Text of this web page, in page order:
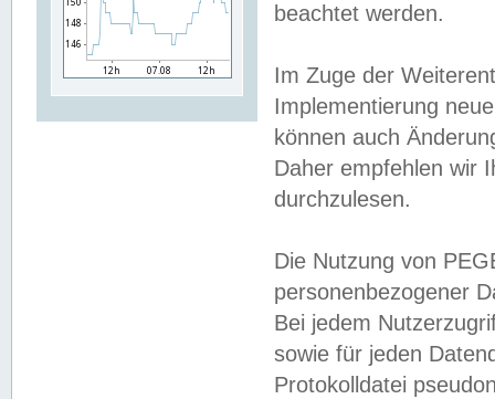
beachtet werden.
Im Zuge der
Implementierung
können auch
Daher empfehlen wir
durchzulesen.
Die Nutzung von
personenbezogener
Bei jedem
sowie für jeden
Protokolldatei